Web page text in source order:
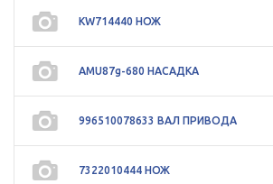
KW714440 НОЖ
AMU87g-680 НАСАДКА
996510078633 ВАЛ ПРИВОДА
7322010444 НОЖ